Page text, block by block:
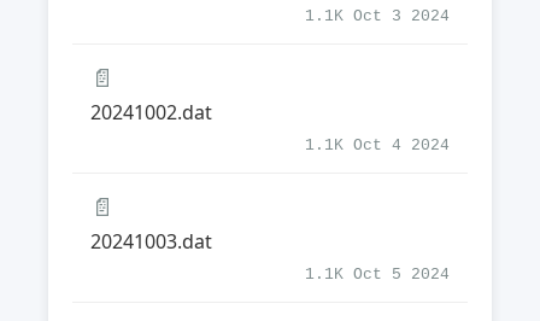
1.1K Oct 3 2024
📄
20241002.dat
1.1K Oct 4 2024
📄
20241003.dat
1.1K Oct 5 2024